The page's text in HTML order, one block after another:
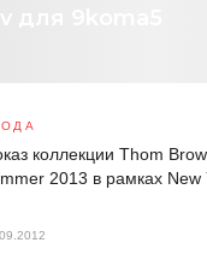
для 9koma5
коллекции Thom
2013 в рамках New